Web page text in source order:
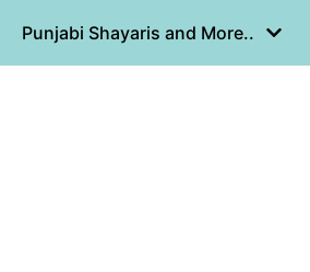
Punjabi Shayaris and More..